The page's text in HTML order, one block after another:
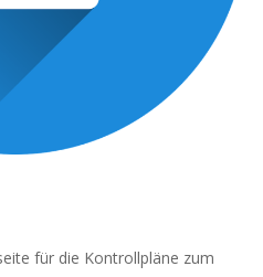
für die Kontrollpläne zum